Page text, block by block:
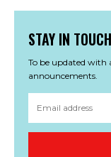
STAY IN TOUCH
To be updated with
announcements.